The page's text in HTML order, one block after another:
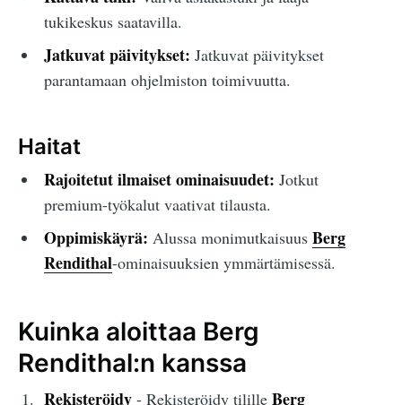
tukikeskus saatavilla.
Jatkuvat päivitykset: Jatkuvat päivitykset
parantamaan ohjelmiston toimivuutta.
Haitat
Rajoitetut ilmaiset ominaisuudet: Jotkut
premium-työkalut vaativat tilausta.
Oppimiskäyrä: Alussa monimutkaisuus Berg
Rendithal-ominaisuuksien ymmärtämisessä.
Kuinka aloittaa Berg
Rendithal:n kanssa
Rekisteröidy- Rekisteröidy tilille Berg